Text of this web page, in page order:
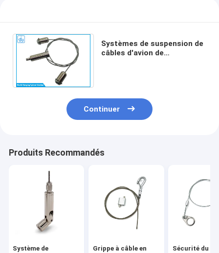
Systèmes de suspension de
câbles d'avion de
Continuer
Produits Recommandés
Système de
Grippe à câble en
Sécurité du